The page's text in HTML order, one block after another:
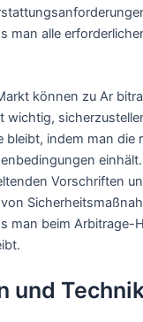
man alle
können zu Ar
wichtig,
bleibt, indem man die
Vorschriften
man beim Arbitrage-
und